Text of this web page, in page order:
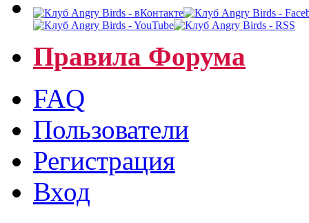
Правила Форума
FAQ
Пользователи
Регистрация
Вход